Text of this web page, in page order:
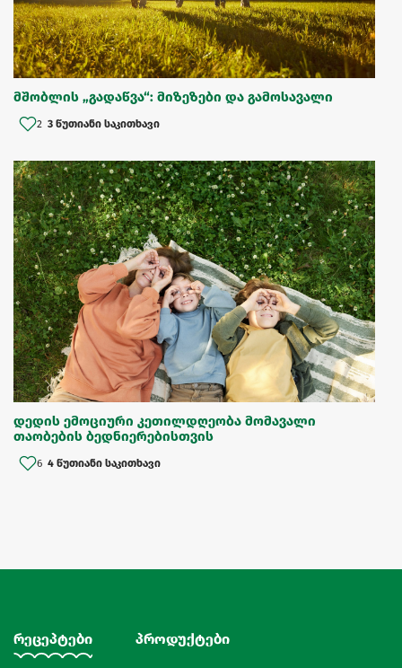
მშობლის „გადაწვა“: მიზეზები და გამოსავალი
2 3 წუთიანი საკითხავი
დედის ემოციური კეთილდღეობა მომავალი
თაობების ბედნიერებისთვის
6 4 წუთიანი საკითხავი
რეცეპტები პროდუქტები